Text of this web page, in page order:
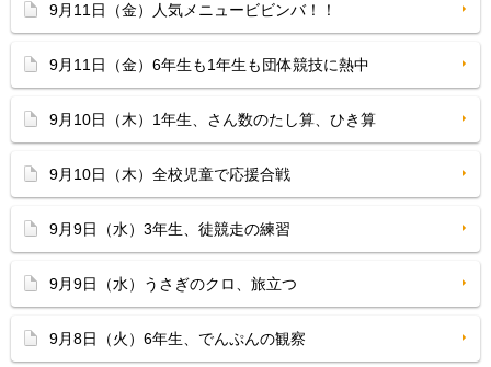
9月11日（金）人気メニュービビンバ！！
9月11日（金）6年生も1年生も団体競技に熱中
9月10日（木）1年生、さん数のたし算、ひき算
9月10日（木）全校児童で応援合戦
9月9日（水）3年生、徒競走の練習
9月9日（水）うさぎのクロ、旅立つ
9月8日（火）6年生、でんぷんの観察